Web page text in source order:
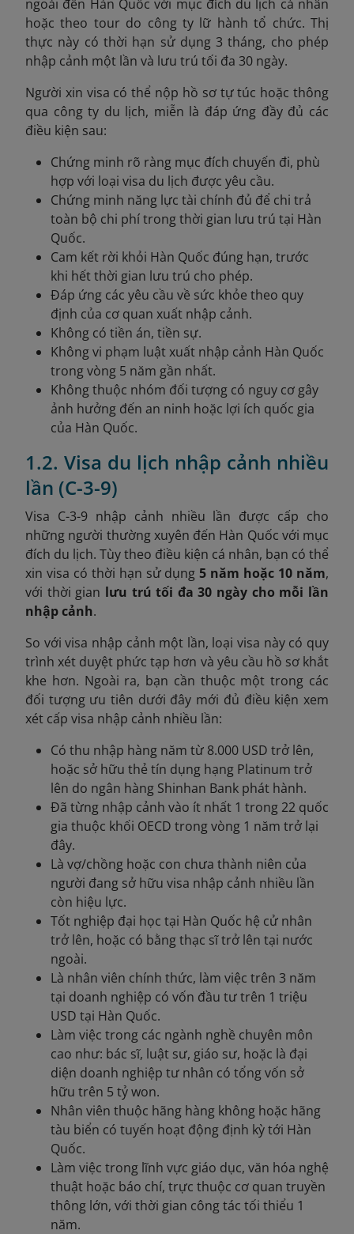
ngoài đến Hàn Quốc với mục đích du lịch cá nhân
hoặc theo tour do công ty lữ hành tổ chức. Thị
thực này có thời hạn sử dụng 3 tháng, cho phép
nhập cảnh một lần và lưu trú tối đa 30 ngày.
Người xin visa có thể nộp hồ sơ tự túc hoặc thông
qua công ty du lịch, miễn là đáp ứng đầy đủ các
điều kiện sau:
Chứng minh rõ ràng mục đích chuyến đi, phù
hợp với loại visa du lịch được yêu cầu.
Chứng minh năng lực tài chính đủ để chi trả
toàn bộ chi phí trong thời gian lưu trú tại Hàn
Quốc.
Cam kết rời khỏi Hàn Quốc đúng hạn, trước
khi hết thời gian lưu trú cho phép.
Đáp ứng các yêu cầu về sức khỏe theo quy
định của cơ quan xuất nhập cảnh.
Không có tiền án, tiền sự.
Không vi phạm luật xuất nhập cảnh Hàn Quốc
trong vòng 5 năm gần nhất.
Không thuộc nhóm đối tượng có nguy cơ gây
ảnh hưởng đến an ninh hoặc lợi ích quốc gia
của Hàn Quốc.
1.2. Visa du lịch nhập cảnh nhiều
lần (C-3-9)
Visa C-3-9 nhập cảnh nhiều lần được cấp cho
những người thường xuyên đến Hàn Quốc với mục
đích du lịch. Tùy theo điều kiện cá nhân, bạn có thể
xin visa có thời hạn sử dụng5 năm hoặc 10 năm,
với thời gian lưu trú tối đa 30 ngày cho mỗi lần
nhập cảnh.
So với visa nhập cảnh một lần, loại visa này có quy
trình xét duyệt phức tạp hơn và yêu cầu hồ sơ khắt
khe hơn. Ngoài ra, bạn cần thuộc một trong các
đối tượng ưu tiên dưới đây mới đủ điều kiện xem
xét cấp visa nhập cảnh nhiều lần:
Có thu nhập hàng năm từ 8.000 USD trở lên,
hoặc sở hữu thẻ tín dụng hạng Platinum trở
lên do ngân hàng Shinhan Bank phát hành.
Đã từng nhập cảnh vào ít nhất 1 trong 22 quốc
gia thuộc khối OECD trong vòng 1 năm trở lại
đây.
Là vợ/chồng hoặc con chưa thành niên của
người đang sở hữu visa nhập cảnh nhiều lần
còn hiệu lực.
Tốt nghiệp đại học tại Hàn Quốc hệ cử nhân
trở lên, hoặc có bằng thạc sĩ trở lên tại nước
ngoài.
Là nhân viên chính thức, làm việc trên 3 năm
tại doanh nghiệp có vốn đầu tư trên 1 triệu
USD tại Hàn Quốc.
Làm việc trong các ngành nghề chuyên môn
cao như: bác sĩ, luật sư, giáo sư, hoặc là đại
diện doanh nghiệp tư nhân có tổng vốn sở
hữu trên 5 tỷ won.
Nhân viên thuộc hãng hàng không hoặc hãng
tàu biển có tuyến hoạt động định kỳ tới Hàn
Quốc.
Làm việc trong lĩnh vực giáo dục, văn hóa nghệ
thuật hoặc báo chí, trực thuộc cơ quan truyền
thông lớn, với thời gian công tác tối thiểu 1
năm.